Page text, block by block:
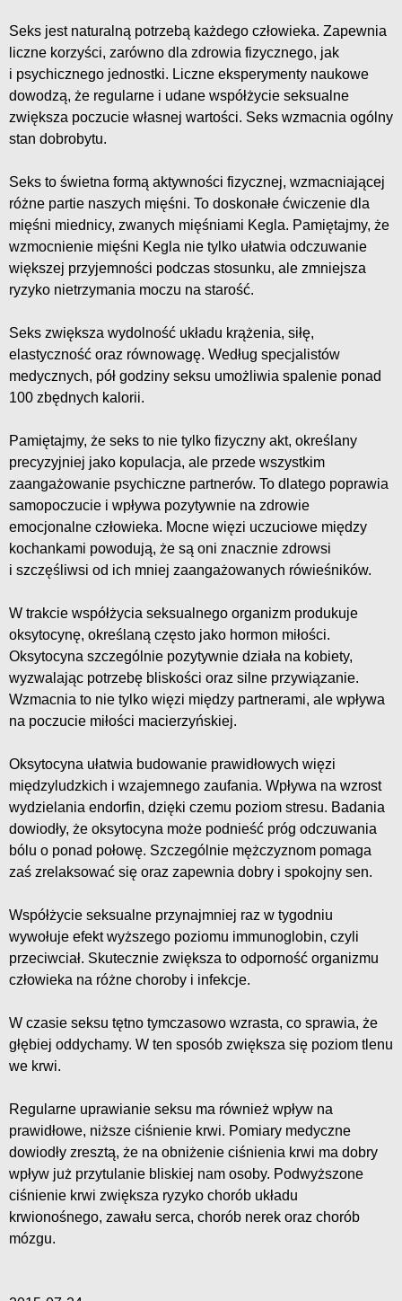
Seks jest naturalną potrzebą każdego człowieka. Zapewnia
liczne korzyści, zarówno dla zdrowia fizycznego, jak
i psychicznego jednostki. Liczne eksperymenty naukowe
dowodzą, że regularne i udane współżycie seksualne
zwiększa poczucie własnej wartości. Seks wzmacnia ogólny
stan dobrobytu.
Seks to świetna formą aktywności fizycznej, wzmacniającej
różne partie naszych mięśni. To doskonałe ćwiczenie dla
mięśni miednicy, zwanych mięśniami Kegla. Pamiętajmy, że
wzmocnienie mięśni Kegla nie tylko ułatwia odczuwanie
większej przyjemności podczas stosunku, ale zmniejsza
ryzyko nietrzymania moczu na starość.
Seks zwiększa wydolność układu krążenia, siłę,
elastyczność oraz równowagę. Według specjalistów
medycznych, pół godziny seksu umożliwia spalenie ponad
100 zbędnych kalorii.
Pamiętajmy, że seks to nie tylko fizyczny akt, określany
precyzyjniej jako kopulacja, ale przede wszystkim
zaangażowanie psychiczne partnerów. To dlatego poprawia
samopoczucie i wpływa pozytywnie na zdrowie
emocjonalne człowieka. Mocne więzi uczuciowe między
kochankami powodują, że są oni znacznie zdrowsi
i szczęśliwsi od ich mniej zaangażowanych rówieśników.
W trakcie współżycia seksualnego organizm produkuje
oksytocynę, określaną często jako hormon miłości.
Oksytocyna szczególnie pozytywnie działa na kobiety,
wyzwalając potrzebę bliskości oraz silne przywiązanie.
Wzmacnia to nie tylko więzi między partnerami, ale wpływa
na poczucie miłości macierzyńskiej.
Oksytocyna ułatwia budowanie prawidłowych więzi
międzyludzkich i wzajemnego zaufania. Wpływa na wzrost
wydzielania endorfin, dzięki czemu poziom stresu. Badania
dowiodły, że oksytocyna może podnieść próg odczuwania
bólu o ponad połowę. Szczególnie mężczyznom pomaga
zaś zrelaksować się oraz zapewnia dobry i spokojny sen.
Współżycie seksualne przynajmniej raz w tygodniu
wywołuje efekt wyższego poziomu immunoglobin, czyli
przeciwciał. Skutecznie zwiększa to odporność organizmu
człowieka na różne choroby i infekcje.
W czasie seksu tętno tymczasowo wzrasta, co sprawia, że
głębiej oddychamy. W ten sposób zwiększa się poziom tlenu
we krwi.
Regularne uprawianie seksu ma również wpływ na
prawidłowe, niższe ciśnienie krwi. Pomiary medyczne
dowiodły zresztą, że na obniżenie ciśnienia krwi ma dobry
wpływ już przytulanie bliskiej nam osoby. Podwyższone
ciśnienie krwi zwiększa ryzyko chorób układu
krwionośnego, zawału serca, chorób nerek oraz chorób
mózgu.